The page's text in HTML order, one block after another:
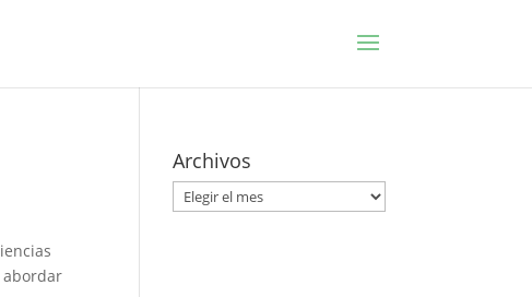
abordar
Archivos
Archivos